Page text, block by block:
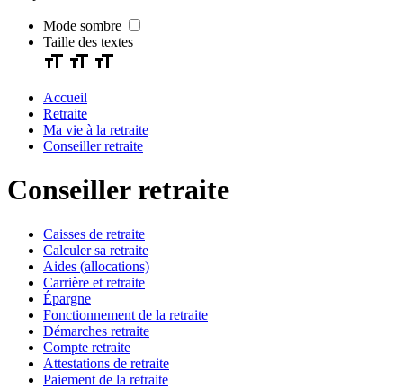
Mode sombre
Taille des textes
Accueil
Retraite
Ma vie à la retraite
Conseiller retraite
Conseiller retraite
Caisses de retraite
Calculer sa retraite
Aides (allocations)
Carrière et retraite
Épargne
Fonctionnement de la retraite
Démarches retraite
Compte retraite
Attestations de retraite
Paiement de la retraite